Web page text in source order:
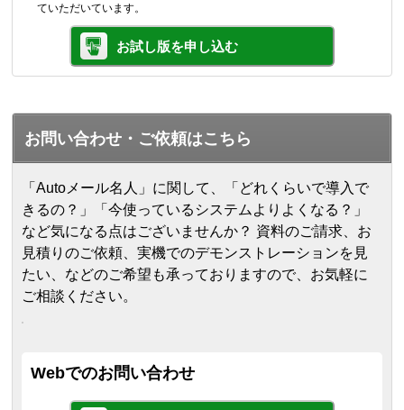
ていただいています。
お試し版を申し込む
お問い合わせ・ご依頼はこちら
「Autoメール名人」に関して、「どれくらいで導入で
きるの？」「今使っているシステムよりよくなる？」
など気になる点はございませんか？ 資料のご請求、お
見積りのご依頼、実機でのデモンストレーションを見
たい、などのご希望も承っておりますので、お気軽に
ご相談ください。
Webでのお問い合わせ